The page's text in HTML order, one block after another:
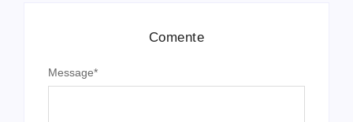
Comente
Message*